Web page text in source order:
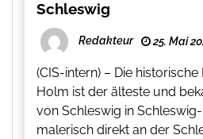
Schleswig
Redakteur 25. Mai
(CIS-intern) – Die
Holm ist der älteste und
von Schleswig in
malerisch direkt an der